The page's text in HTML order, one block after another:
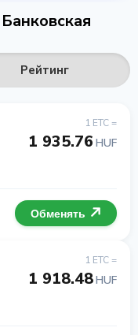
Рейтинг
1 ETC =
1 935.76 HUF
Обменять
1 ETC =
1 918.48HUF